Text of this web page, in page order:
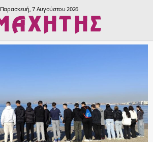
Παρασκευή, 7 Αυγούστου 2026